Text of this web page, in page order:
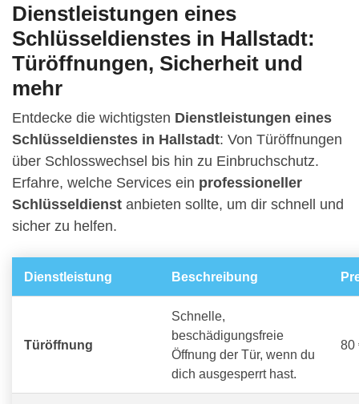
Dienstleistungen eines
Schlüsseldienstes in Hallstadt:
Türöffnungen, Sicherheit und
mehr
Entdecke die wichtigsten Dienstleistungen eines
Schlüsseldienstes in Hallstadt: Von Türöffnungen
über Schlosswechsel bis hin zu Einbruchschutz.
Erfahre, welche Services ein professioneller
Schlüsseldienst anbieten sollte, um dir schnell und
sicher zu helfen.
Dienstleistung Beschreibung
Türöffnung
Schnelle,
beschädigungsfreie
Öffnung der Tür, wenn du
dich ausgesperrt hast.
80